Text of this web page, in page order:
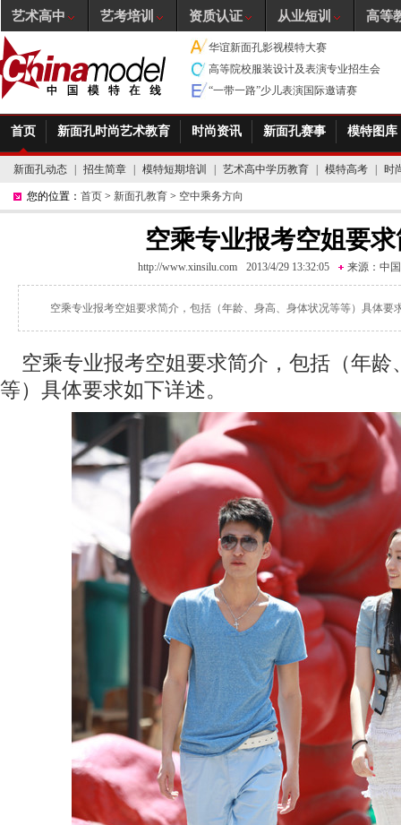
华谊新面孔影视模特大赛
高等院校服装设计及表演专业招生会
“一带一路”少儿表演国际邀请赛
首页 新面孔时尚艺术教育 时尚资讯 新面孔赛事 模特图库
新面孔动态 招生简章 模特短期培训 艺术高中学历教育 模特高考 时
您的位置： 首页 > 新面孔教育 > 空中乘务方向
空乘专业报考空姐要
http://www.xinsilu.com 2013/4/29 13:32:05 来源： 中
空乘专业报考空姐要求简介，包括（年龄、身高、身体状况等等）具体要
空乘专业报考空姐要求简介，包括（年龄
等）具体要求如下详述。
艺术高中 艺考培训 资质认证 从业短训 高等